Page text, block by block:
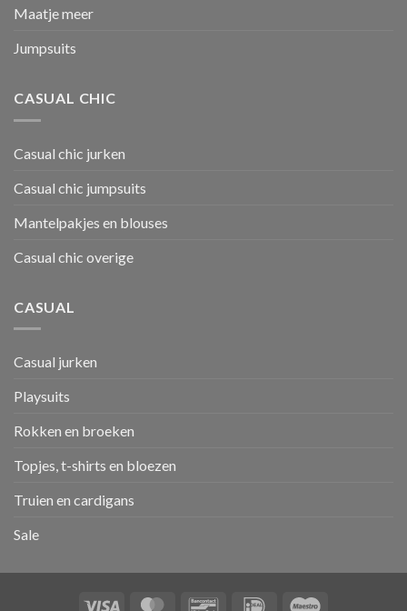
Maatje meer
Jumpsuits
CASUAL CHIC
Casual chic jurken
Casual chic jumpsuits
Mantelpakjes en blouses
Casual chic overige
CASUAL
Casual jurken
Playsuits
Rokken en broeken
Topjes, t-shirts en bloezen
Truien en cardigans
Sale
Visa MasterCardBancontactIDeal